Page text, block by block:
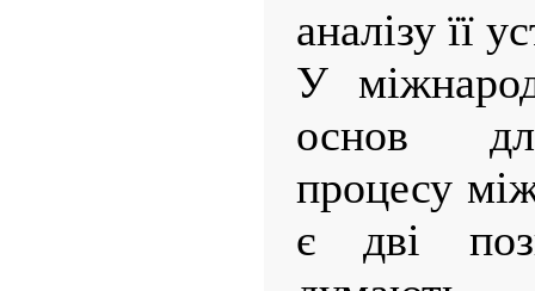
аналізу її
У
основ
процесу
є дві